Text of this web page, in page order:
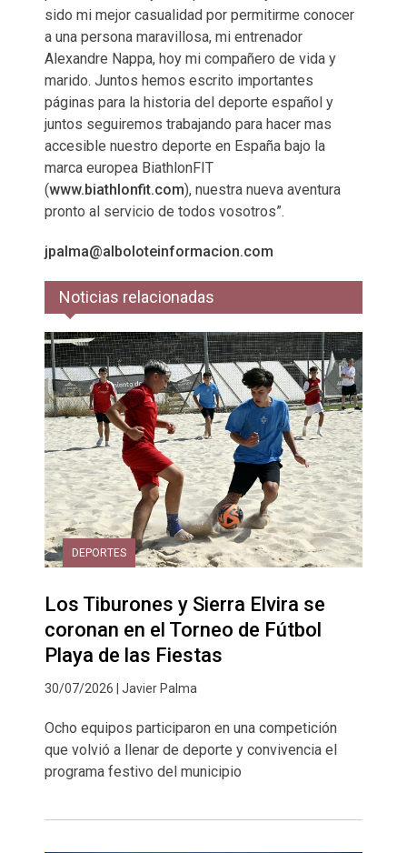
sido mi mejor casualidad por permitirme conocer
a una persona maravillosa, mi entrenador
Alexandre Nappa, hoy mi compañero de vida y
marido. Juntos hemos escrito importantes
páginas para la historia del deporte español y
juntos seguiremos trabajando para hacer mas
accesible nuestro deporte en España bajo la
marca europea BiathlonFIT
(www.biathlonfit.com), nuestra nueva aventura
pronto al servicio de todos vosotros”.
jpalma@alboloteinformacion.com
Noticias relacionadas
DEPORTES
Los Tiburones y Sierra Elvira se
coronan en el Torneo de Fútbol
Playa de las Fiestas
30/07/2026 | Javier Palma
Ocho equipos participaron en una competición
que volvió a llenar de deporte y convivencia el
programa festivo del municipio